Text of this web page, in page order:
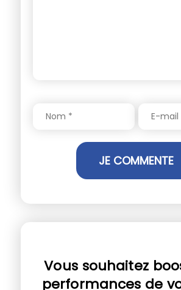
Vous souhaitez
performances de